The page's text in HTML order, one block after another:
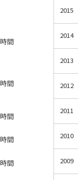
間
間
間
間
間
2015
2014
2013
2012
2011
2010
2009